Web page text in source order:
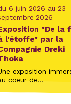
6 juin 2026 au 23
2026
"De la
l'étoffe" par la
Dreki
exposition
coeur de...